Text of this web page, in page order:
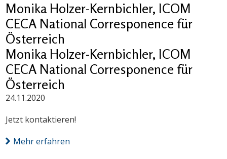
Monika Holzer-Kernbichler, ICOM
CECA National Corresponence für
Österreich
Monika Holzer-Kernbichler, ICOM
CECA National Corresponence für
Österreich
24.11.2020
Jetzt kontaktieren!
Mehr erfahren